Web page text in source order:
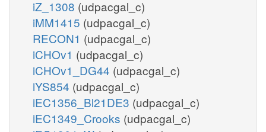
iZ_1308 (udpacgal_c)
iMM1415 (udpacgal_c)
RECON1 (udpacgal_c)
iCHOv1 (udpacgal_c)
iCHOv1_DG44 (udpacgal_c)
iYS854 (udpacgal_c)
iEC1356_Bl21DE3 (udpacgal_c)
iEC1349_Crooks (udpacgal_c)